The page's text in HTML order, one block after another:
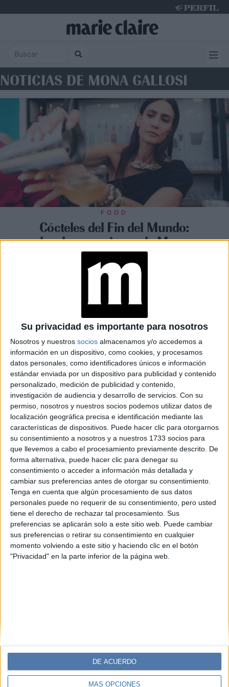
Su privacidad es importante para nosotros
Nosotros y nuestros socios almacenamos y/o accedemos a
información en un dispositivo, como cookies, y procesamos
datos personales, como identificadores únicos e información
estándar enviada por un dispositivo para publicidad y contenido
personalizado, medición de publicidad y contenido,
investigación de audiencia y desarrollo de servicios. Con su
permiso, nosotros y nuestros socios podemos utilizar datos de
localización geográfica precisa e identificación mediante las
características de dispositivos. Puede hacer clic para otorgarnos
su consentimiento a nosotros y a nuestros 1733 socios para
que llevemos a cabo el procesamiento previamente descrito. De
forma alternativa, puede hacer clic para denegar su
consentimiento o acceder a información más detallada y
cambiar sus preferencias antes de otorgar su consentimiento.
Tenga en cuenta que algún procesamiento de sus datos
personales puede no requerir de su consentimiento, pero usted
tiene el derecho de rechazar tal procesamiento. Sus
preferencias se aplicarán solo a este sitio web. Puede cambiar
sus preferencias o retirar su consentimiento en cualquier
momento volviendo a este sitio y haciendo clic en el botón
"Privacidad" en la parte inferior de la página web.
MÁS OPCIONES
DE ACUERDO
NOTICIAS DE MONA GALLOSI
FOOD
Cócteles del Fin del Mundo:
las dos creaciones de Mona
Gallosi inspiradas en Tierra
del Fuego
Espacio Publicitario
MODA09-11-2025 06:02
Hæder presenta “Sobremesa”: el
poder afectivo de la memoria en una
locación histórica
En la Casa Estudio María Fux, Hæder presentó una acción
performática que reconfigura el pasado a través de la
materia. Una sobremesa extendida donde los recuerdos,
los cuerpos y los textiles encuentran una nueva voz.